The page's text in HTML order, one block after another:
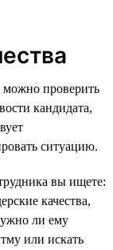
можно проверить
кандидата,
ситуацию.
вы ищете:
качества,
ли ему
или искать